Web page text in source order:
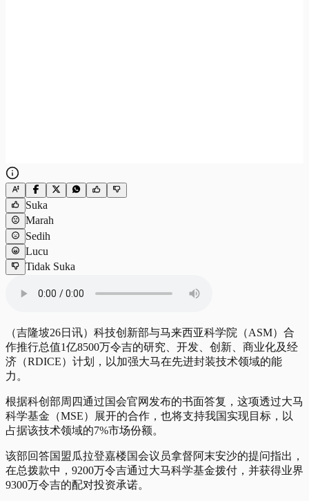
Suka
Marah
Sedih
Lucu
Tidak Suka
（吉隆坡26日讯）科技创新部与马来西亚科学院（ASM）合
作推行总值1亿8500万令吉的研究、开发、创新、商业化及经
济（RDICE）计划，以加强大马在先进封装技术领域的能
力。
根据科创部周四通过国会官网发布的书面答复，这项透过大马
科学基金（MSE）展开的合作，也将支持我国实现目标，以
占据该技术领域的7%市场份额。
该部回答国盟瓜拉登嘉楼国会议员拿督阿末安沙的提问指出，
在总拨款中，9200万令吉通过大马科学基金拨付，并获得业界
9300万令吉的配对投资承诺。